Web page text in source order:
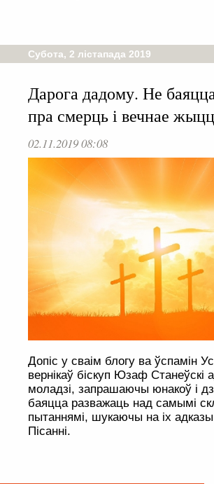
Субота, 2 лістапада 2019
Дарога дадому. Не
пра смерць і вечнае
02.11.2019 08:08
Допіс у сваім блогу ва ўспамін
вернікаў біскуп Юзаф Станеўскі
моладзі, запрашаючы юнакоў і
баяцца разважаць над самымі
пытаннямі, шукаючы на іх
Пісанні.